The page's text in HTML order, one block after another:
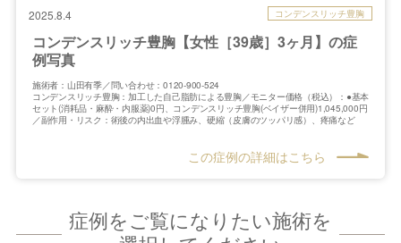
2025.8.4 コンデンスリッチ豊胸
コンデンスリッチ豊胸【女性［39歳］3ヶ月】の症
例写真
施術者：山田有季／問い合わせ：0120-900-524
コンデンスリッチ豊胸：加工した自己脂肪による豊胸／モニター価格（税込）：●基本
セット(消耗品・麻酔・内服薬)0円、コンデンスリッチ豊胸(ベイザー併用)1,045,000円
／副作用・リスク：術後の内出血や浮腫み、硬縮（皮膚のツッパリ感）、疼痛など
この症例の詳細はこちら
症例をご覧になりたい施術を